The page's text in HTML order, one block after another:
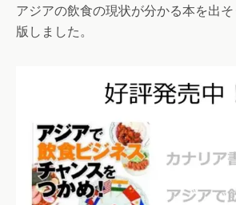
アジアの飲食の現状が分かる本を出
版しました。